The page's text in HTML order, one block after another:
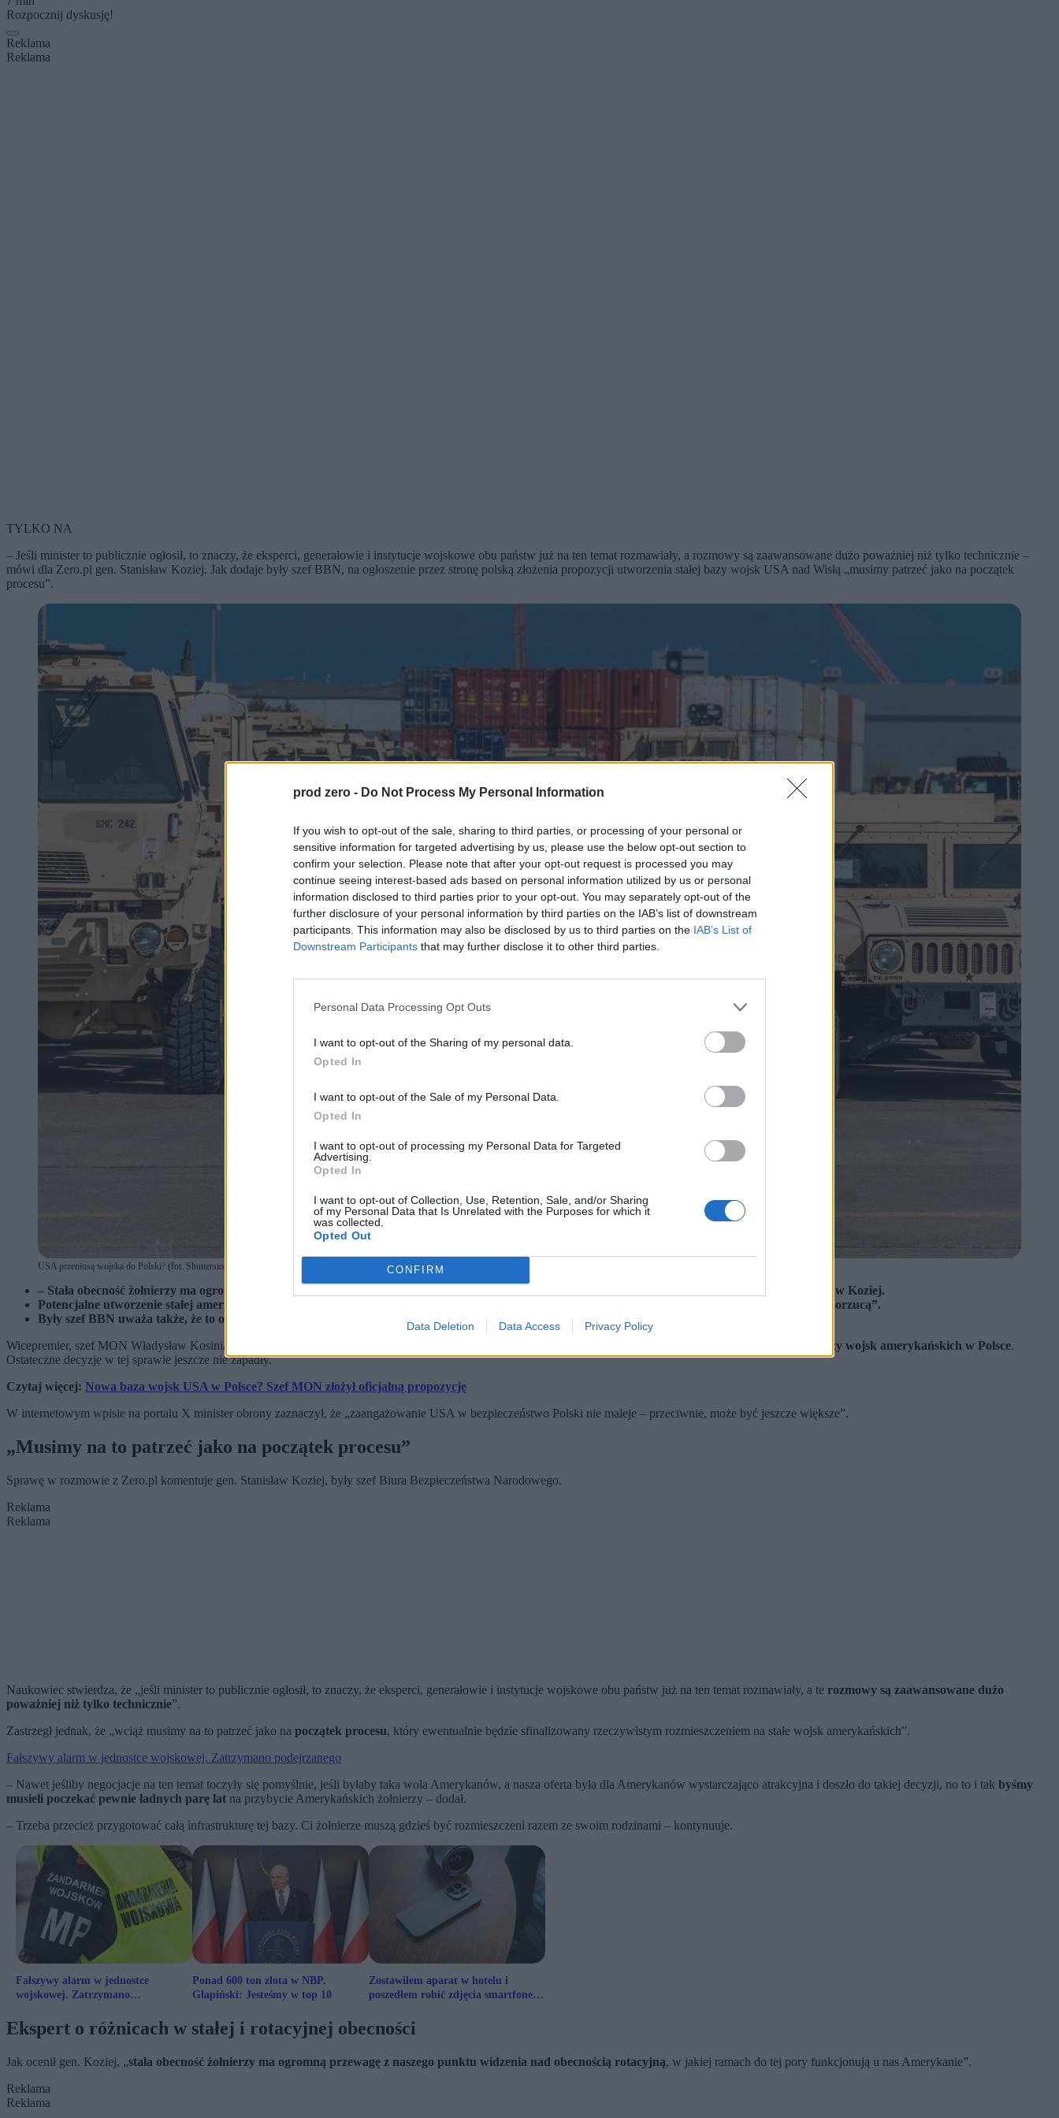
prod zero - Do Not Process My Personal Information
If you wish to opt-out of the sale, sharing to third parties, or processing of your personal or
sensitive information for targeted advertising by us, please use the below opt-out section to
confirm your selection. Please note that after your opt-out request is processed you may
continue seeing interest-based ads based on personal information utilized by us or personal
information disclosed to third parties prior to your opt-out. You may separately opt-out of the
further disclosure of your personal information by third parties on the IAB’s list of downstream
participants. This information may also be disclosed by us to third parties on the IAB’s List of
Downstream Participants that may further disclose it to other third parties.
Personal Data Processing Opt Outs
I want to opt-out of the Sharing of my personal data.
Opted In
I want to opt-out of the Sale of my Personal Data.
Opted In
I want to opt-out of processing my Personal Data for Targeted
Advertising.
Opted In
I want to opt-out of Collection, Use, Retention, Sale, and/or Sharing
of my Personal Data that Is Unrelated with the Purposes for which it
was collected.
Opted Out
CONFIRM
Data Deletion Data Access Privacy Policy
Rozpocznij dyskusję!
Reklama
Reklama
TYLKO NA
– Jeśli minister to publicznie ogłosił, to znaczy, że eksperci, generałowie i instytucje wojskowe obu państw już na ten temat rozmawiały, a rozmowy są zaawansowane dużo poważniej niż tylko technicznie –
mówi dla Zero.pl gen. Stanisław Koziej. Jak dodaje były szef BBN, na ogłoszenie przez stronę polską złożenia propozycji utworzenia stałej bazy wojsk USA nad Wisłą „musimy patrzeć jako na początek
procesu”.
USA przeniosą wojska do Polski? (fot. Shutterstock / Shutterstock)
– Stała obecność żołnierzy ma ogromną przewagę z naszego punktu widzenia nad obecnością rotacyjną – zauważa w rozmowie z Zero.pl gen. Stanisław Koziej.
Potencjalne utworzenie stałej amerykańskiej bazy byłoby według niego dla NATO „pozytywnym sygnałem, że jednak Amerykanie tak łatwo nas nie porzucą”.
Były szef BBN uważa także, że to ostrzeżenie dla Władimira Putina.
Wicepremier, szef MON Władysław Kosiniak-Kamysz przekazał sekretarzowi obrony USA Pete’owi Hegsethowi oficjalną
propozycję utworzenia nowej, stałej bazy wojsk amerykańskich w Polsce.
Ostateczne decyzje w tej sprawie jeszcze nie zapadły.
Czytaj więcej: Nowa baza wojsk USA w Polsce? Szef MON złożył oficjalną propozycję
W internetowym wpisie na portalu X minister obrony zaznaczył, że „zaangażowanie USA w bezpieczeństwo Polski nie maleje – przeciwnie, może być jeszcze większe”.
„Musimy na to patrzeć jako na początek procesu”
Sprawę w rozmowie z Zero.pl komentuje gen. Stanisław Koziej, były szef Biura Bezpieczeństwa Narodowego.
Reklama
Reklama
Naukowiec stwierdza, że „jeśli minister to publicznie ogłosił, to znaczy, że eksperci, generałowie i instytucje wojskowe obu państw już na ten temat rozmawiały, a te rozmowy są zaawansowane dużo
poważniej niż tylko technicznie”.
Zastrzegł jednak, że „wciąż musimy na to patrzeć jako na początek procesu, który ewentualnie będzie sfinalizowany rzeczywistym rozmieszczeniem na stałe wojsk amerykańskich”.
Fałszywy alarm w jednostce wojskowej. Zatrzymano podejrzanego
– Nawet jeśliby negocjacje na ten temat toczyły się pomyślnie, jeśli byłaby taka wola Amerykanów, a nasza oferta była dla Amerykanów wystarczająco atrakcyjna i doszło do takiej decyzji, no to i tak byśmy
musieli poczekać pewnie ładnych parę lat na przybycie Amerykańskich żołnierzy – dodał.
– Trzeba przecież przygotować całą infrastrukturę tej bazy. Ci żołnierze muszą gdzieś być rozmieszczeni razem ze swoim rodzinami – kontynuuje.
Fałszywy alarm w jednostce
wojskowej. Zatrzymano
Ponad 600 ton złota w NBP.
Glapiński: Jesteśmy w top 10
Zostawiłem aparat w hotelu i
poszedłem robić zdjęcia smartfonem.
Ekspert o różnicach w stałej i rotacyjnej obecności
Jak ocenił gen. Koziej, „stała obecność żołnierzy ma ogromną przewagę z naszego punktu widzenia nad obecnością rotacyjną, w jakiej ramach do tej pory funkcjonują u nas Amerykanie”.
Reklama
Reklama